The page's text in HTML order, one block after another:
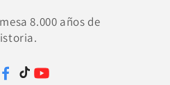
8.000 años de